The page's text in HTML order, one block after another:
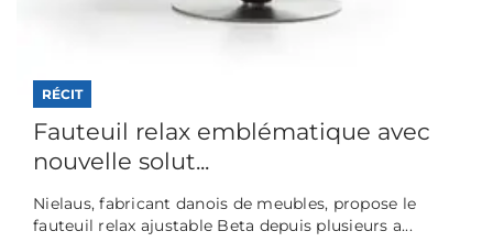
RÉCIT
Fauteuil relax emblématique avec
nouvelle solut...
Nielaus, fabricant danois de meubles, propose le
fauteuil relax ajustable Beta depuis plusieurs a...